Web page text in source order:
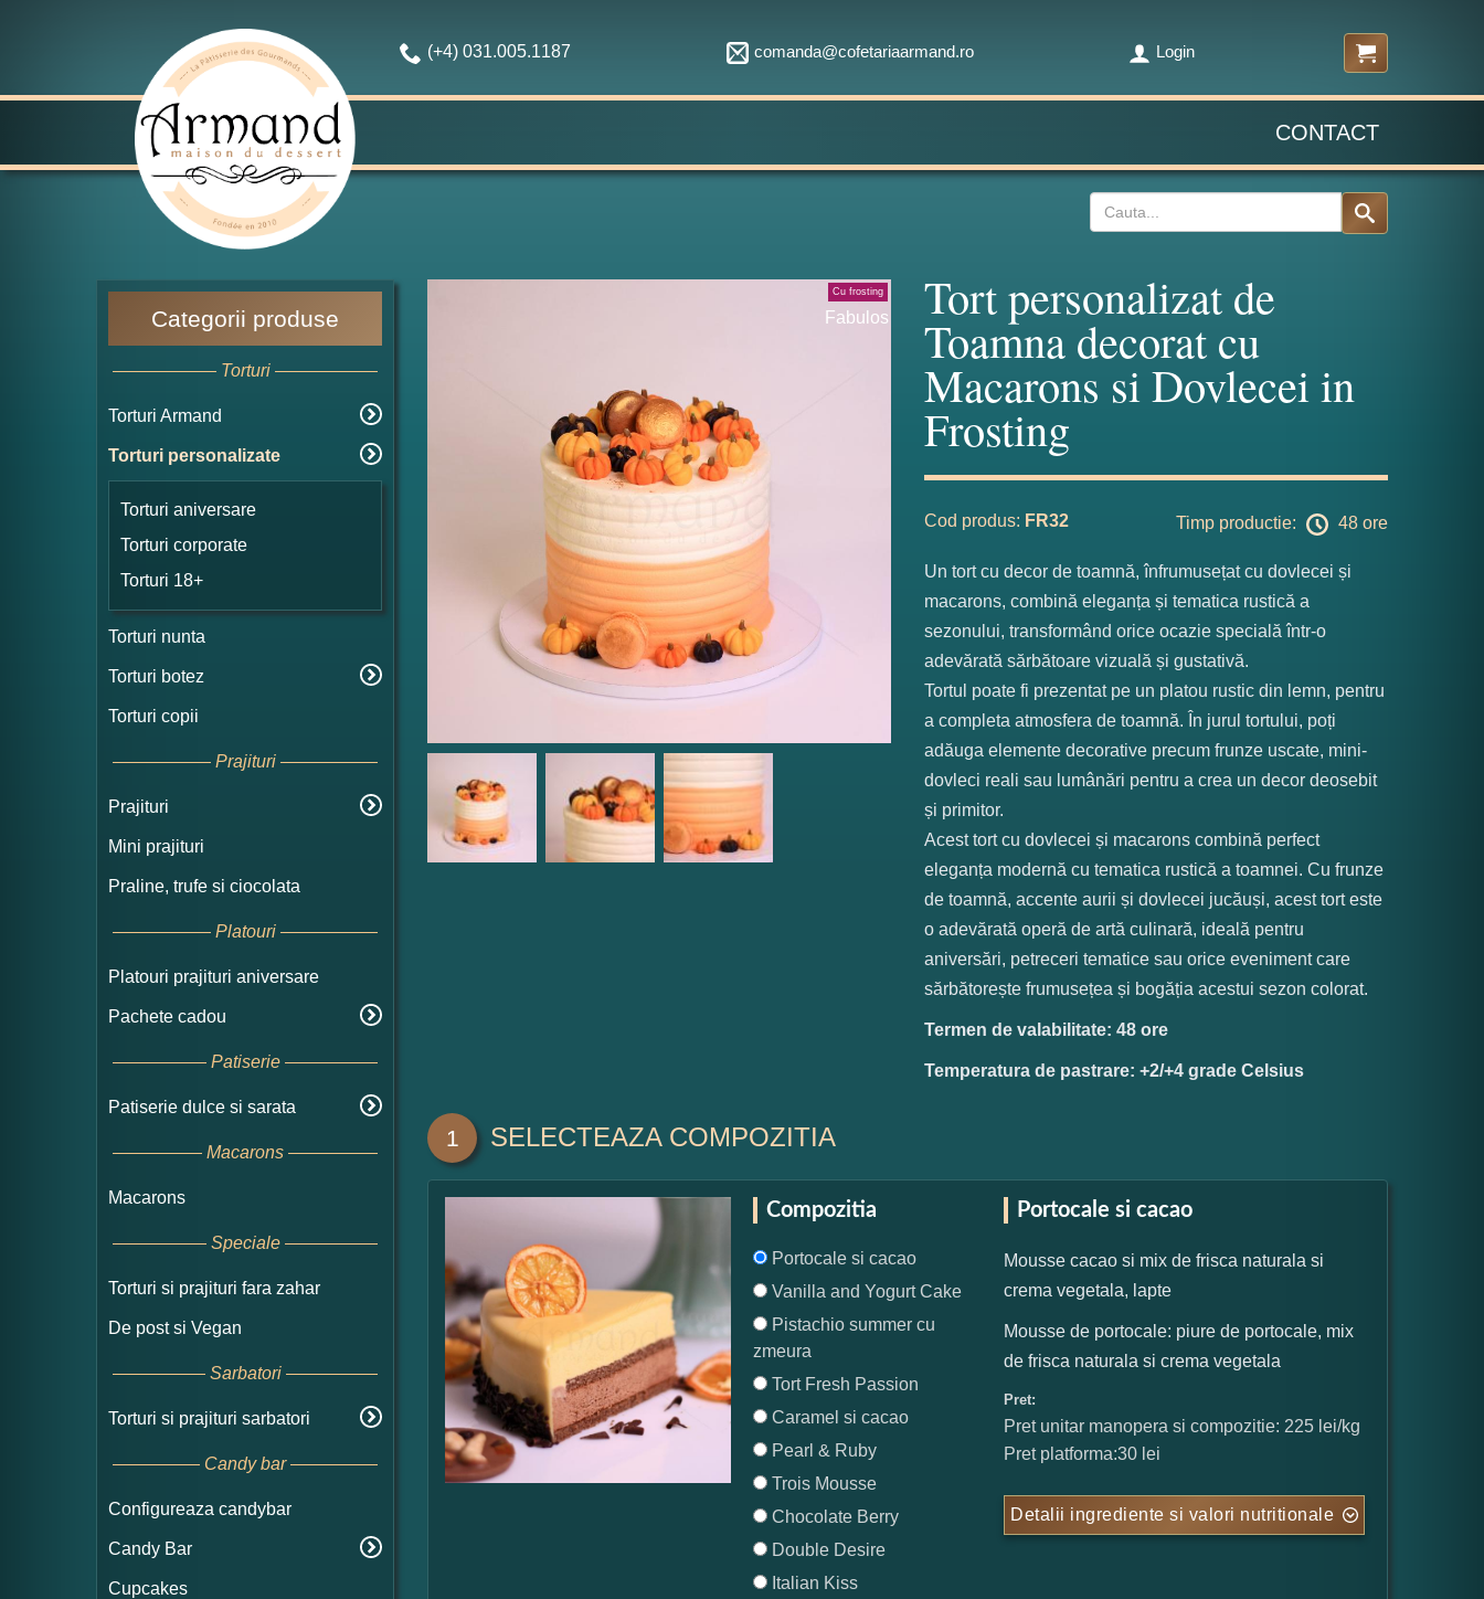
(+4) 031.005.1187 comanda@cofetariaarmand.ro Login
CONTACT
Categorii produse
Torturi
Torturi Armand
Torturi personalizate
Torturi aniversare
Torturi corporate
Torturi 18+
Torturi nunta
Torturi botez
Torturi copii
Prajituri
Prajituri
Mini prajituri
Praline, trufe si ciocolata
Platouri
Platouri prajituri aniversare
Pachete cadou
Patiserie
Patiserie dulce si sarata
Macarons
Macarons
Speciale
Torturi si prajituri fara zahar
De post si Vegan
Sarbatori
Torturi si prajituri sarbatori
Candy bar
Configureaza candybar
Candy Bar
Cupcakes
Cu frosting
Fabulos Tort personalizat de
Toamna decorat cu
Macarons si Dovlecei in
Frosting
Cod produs: FR32 Timp productie: 48 ore
Un tort cu decor de toamnă, înfrumusețat cu dovlecei și
macarons, combină eleganța și tematica rustică a
sezonului, transformând orice ocazie specială într-o
adevărată sărbătoare vizuală și gustativă.
Tortul poate fi prezentat pe un platou rustic din lemn, pentru
a completa atmosfera de toamnă. În jurul tortului, poți
adăuga elemente decorative precum frunze uscate, mini-
dovleci reali sau lumânări pentru a crea un decor deosebit
și primitor.
Acest tort cu dovlecei și macarons combină perfect
eleganța modernă cu tematica rustică a toamnei. Cu frunze
de toamnă, accente aurii și dovlecei jucăuși, acest tort este
o adevărată operă de artă culinară, ideală pentru
aniversări, petreceri tematice sau orice eveniment care
sărbătorește frumusețea și bogăția acestui sezon colorat.
Termen de valabilitate: 48 ore
Temperatura de pastrare: +2/+4 grade Celsius
1 SELECTEAZA COMPOZITIA
Compozitia
Portocale si cacao
Vanilla and Yogurt Cake
Pistachio summer cu
zmeura
Tort Fresh Passion
Caramel si cacao
Pearl & Ruby
Trois Mousse
Chocolate Berry
Double Desire
Italian Kiss
Portocale si cacao
Mousse cacao si mix de frisca naturala si
crema vegetala, lapte
Mousse de portocale: piure de portocale, mix
de frisca naturala si crema vegetala
Pret:
Pret unitar manopera si compozitie: 225 lei/kg
Pret platforma:30 lei
Detalii ingrediente si valori nutritionale